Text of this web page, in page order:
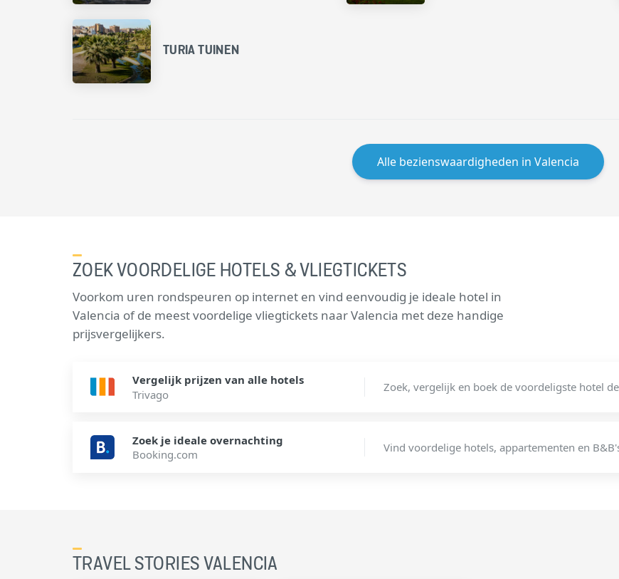
TURIA TUINEN
Alle bezienswaardigheden in Valencia
ZOEK VOORDELIGE HOTELS & VLIEGTICKETS
Voorkom uren rondspeuren op internet en vind eenvoudig je ideale hotel in
Valencia of de meest voordelige vliegtickets naar Valencia met deze handige
prijsvergelijkers.
Vergelijk prijzen van alle hotels
Trivago
Zoek, vergelijk en boek de voordeligste hotel
Zoek je ideale overnachting
Booking.com
Vind voordelige hotels, appartementen en
TRAVEL STORIES VALENCIA